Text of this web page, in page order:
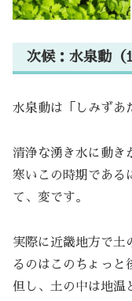
次候：水泉動（
水泉動は「しみずあ
清浄な湧き水に動き
寒いこの時期である
て、変です。
実際に近畿地方で土
るのはこのちょっと
但し、土の中は地温